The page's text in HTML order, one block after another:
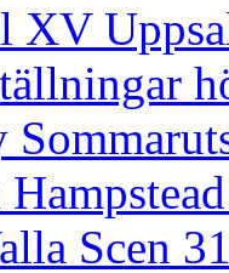
XV
Scen